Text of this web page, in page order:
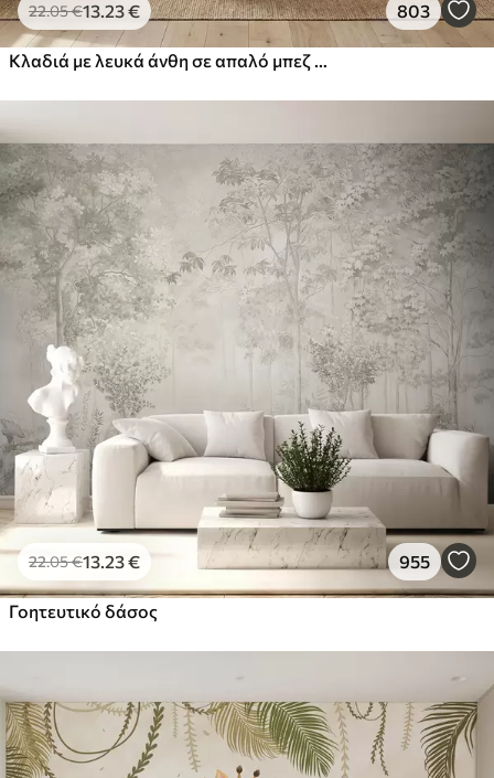
22.05€13 .23€ 803
22.05€13 .23€ 955
Γοητευτικό δάσος